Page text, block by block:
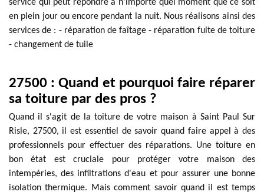
service qui peut répondre à n’importe quel moment que ce soit
en plein jour ou encore pendant la nuit. Nous réalisons ainsi des
services de : - réparation de faîtage - réparation fuite de toiture
- changement de tuile
27500 : Quand et pourquoi faire réparer
sa toiture par des pros ?
Quand il s'agit de la toiture de votre maison à Saint Paul Sur
Risle, 27500, il est essentiel de savoir quand faire appel à des
professionnels pour effectuer des réparations. Une toiture en
bon état est cruciale pour protéger votre maison des
intempéries, des infiltrations d'eau et pour assurer une bonne
isolation thermique. Mais comment savoir quand il est temps